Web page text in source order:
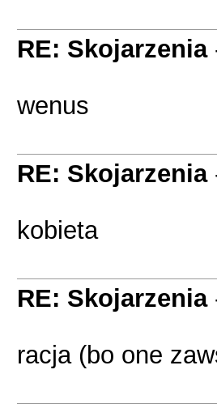
RE: Skojarzenia
wenus
RE: Skojarzenia
kobieta
RE: Skojarzenia
racja (bo one